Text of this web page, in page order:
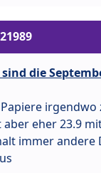
sind die
aber eher 23.9
immer